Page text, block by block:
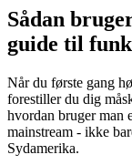
Sådan
guide til
Når du første gang
forestiller du dig
hvordan bruger man
mainstream - ikke
Sydamerika.